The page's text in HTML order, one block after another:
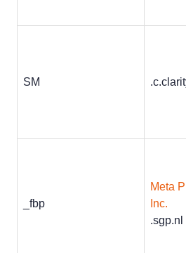
SM
_fbp
Meta
Inc.
.sgp.nl